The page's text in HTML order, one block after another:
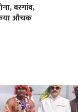
बरगांव,
औचक